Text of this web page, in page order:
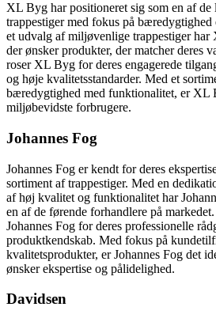
XL Byg har positioneret sig som en af de
trappestiger med fokus på
et udvalg af miljøvenlige trappestiger
der ønsker produkter, der matcher deres
roser XL Byg for deres engagerede
og høje kvalitetsstandarder. Med et
bæredygtighed med funktionalitet, er XL
miljøbevidste forbrugere.
Johannes Fog
Johannes Fog er kendt for deres
sortiment af trappestiger. Med en
af høj kvalitet og funktionalitet har
en af de førende forhandlere på
Johannes Fog for deres professionelle
produktkendskab. Med fokus på
kvalitetsprodukter, er Johannes Fog det
ønsker ekspertise og pålidelighed.
Davidsen